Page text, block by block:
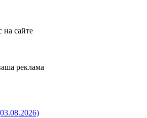
на сайте
реклама